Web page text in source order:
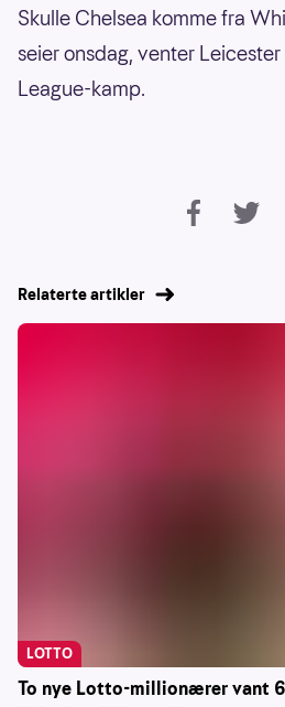
Skulle Chelsea komme fra
seier onsdag, venter
League-kamp.
Relaterte artikler
To nye Lotto-millionærer vant
LOTTO